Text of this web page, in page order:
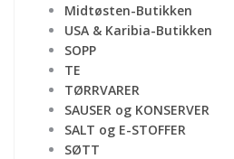
Midtøsten-Butikken
USA & Karibia-Butikken
SOPP
TE
TØRRVARER
SAUSER og KONSERVER
SALT og E-STOFFER
SØTT